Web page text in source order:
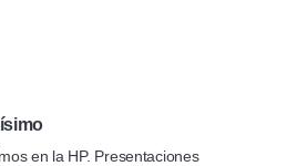
en la HP. Presentaciones